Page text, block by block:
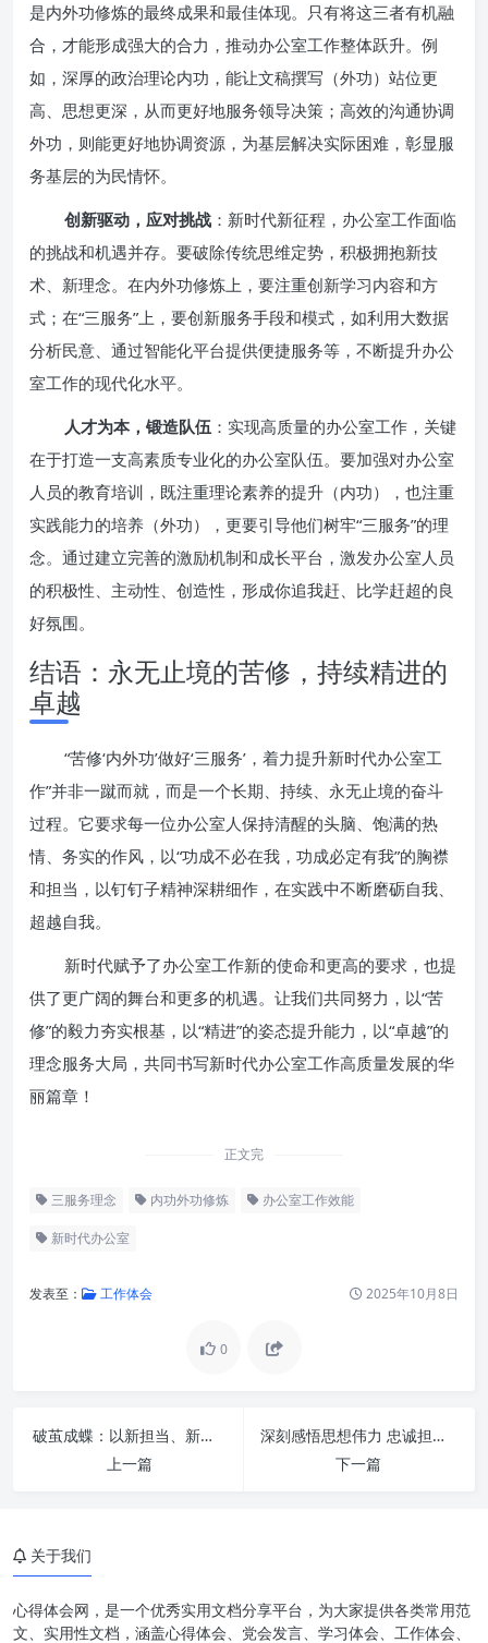
是内外功修炼的最终成果和最佳体现。只有将这三者有机融
合，才能形成强大的合力，推动办公室工作整体跃升。例
如，深厚的政治理论内功，能让文稿撰写（外功）站位更
高、思想更深，从而更好地服务领导决策；高效的沟通协调
外功，则能更好地协调资源，为基层解决实际困难，彰显服
务基层的为民情怀。
创新驱动，应对挑战 ：新时代新征程，办公室工作面临
的挑战和机遇并存。要破除传统思维定势，积极拥抱新技
术、新理念。在内外功修炼上，要注重创新学习内容和方
式；在“三服务”上，要创新服务手段和模式，如利用大数据
分析民意、通过智能化平台提供便捷服务等，不断提升办公
室工作的现代化水平。
人才为本，锻造队伍 ：实现高质量的办公室工作，关键
在于打造一支高素质专业化的办公室队伍。要加强对办公室
人员的教育培训，既注重理论素养的提升（内功），也注重
实践能力的培养（外功），更要引导他们树牢“三服务”的理
念。通过建立完善的激励机制和成长平台，激发办公室人员
的积极性、主动性、创造性，形成你追我赶、比学赶超的良
好氛围。
结语：永无止境的苦修，持续精进的
卓越
“苦修‘内外功’做好‘三服务’，着力提升新时代办公室工
作”并非一蹴而就，而是一个长期、持续、永无止境的奋斗
过程。它要求每一位办公室人保持清醒的头脑、饱满的热
情、务实的作风，以“功成不必在我，功成必定有我”的胸襟
和担当，以钉钉子精神深耕细作，在实践中不断磨砺自我、
超越自我。
新时代赋予了办公室工作新的使命和更高的要求，也提
供了更广阔的舞台和更多的机遇。让我们共同努力，以“苦
修”的毅力夯实根基，以“精进”的姿态提升能力，以“卓越”的
理念服务大局，共同书写新时代办公室工作高质量发展的华
丽篇章！
正文完
三服务理念 内功外功修炼 办公室工作效能
新时代办公室
发表至： 工作体会 2025年10月8日
0
破茧成蝶：以新担当、新作为、新气象，擘画“三服务”能力提升新蓝图
上一篇
深刻感悟思想伟力 忠诚担当勇毅前行：新时代的精神坐标与行动自觉
下一篇
办公室工作的“内功”修炼：固本
培元，铸魂立德
“内外兼修”与“三服务”融合发
关于我们
心得体会网，是一个优秀实用文档分享平台，为大家提供各类常用范
文、实用性文档，涵盖心得体会、党会发言、学习体会、工作体会、